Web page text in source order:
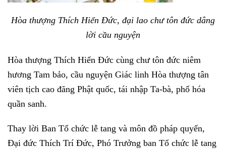
Hòa thượng Thích Hiển Đức, đại lao chư tôn đức dâng
lời cầu nguyện
Hòa thượng Thích Hiển Đức cùng chư tôn đức niêm
hương Tam bảo, cầu nguyện Giác linh Hòa thượng tân
viên tịch cao đăng Phật quốc, tái nhập Ta-bà, phổ hóa
quần sanh.
Thay lời Ban Tổ chức lễ tang và môn đồ pháp quyến,
Đại đức Thích Trí Đức, Phó Trưởng ban Tổ chức lễ tang